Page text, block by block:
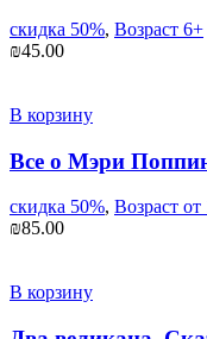
скидка 50%, Возраст 6+
₪45.00
В корзину
Все о Мэри
скидка 50%, Возраст от
₪85.00
В корзину